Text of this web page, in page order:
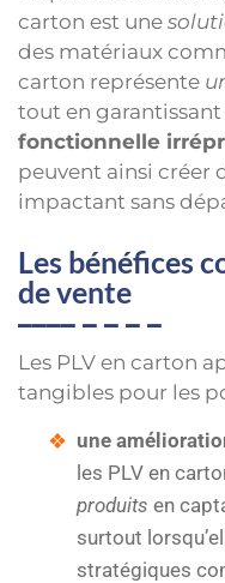
carton est une
des matériaux
carton représente
tout en garantissant
fonctionnelle
peuvent ainsi créer
impactant sans
Les bénéfices
de vente
Les PLV en carton
tangibles pour les
une
les PLV en
produits en
surtout
stratégiques